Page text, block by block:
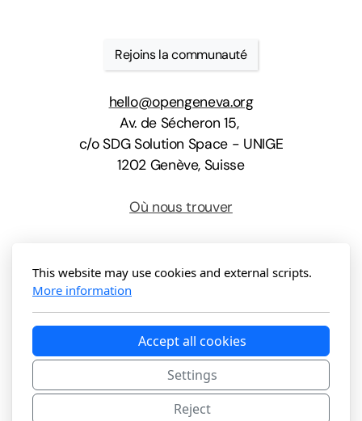
Rejoins la communauté
hello@opengeneva.org
Av. de Sécheron 15,
c/o SDG Solution Space - UNIGE
1202 Genève, Suisse
Où nous trouver
Copyright ©2024 Open Geneva, All Rights Reserved
This website may use cookies and external scripts.
More information
Accept all cookies
Settings
Reject